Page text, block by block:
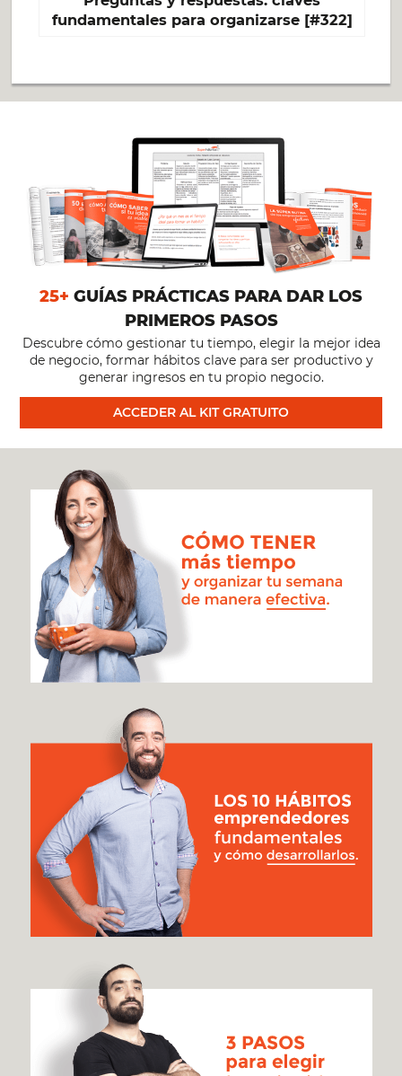
fundamentales para organizarse [#322]
25+ GUÍAS PRÁCTICAS PARA DAR LOS
PRIMEROS PASOS
Descubre cómo gestionar tu tiempo, elegir la mejor idea
de negocio, formar hábitos clave para ser productivo y
generar ingresos en tu propio negocio.
ACCEDER AL KIT GRATUITO